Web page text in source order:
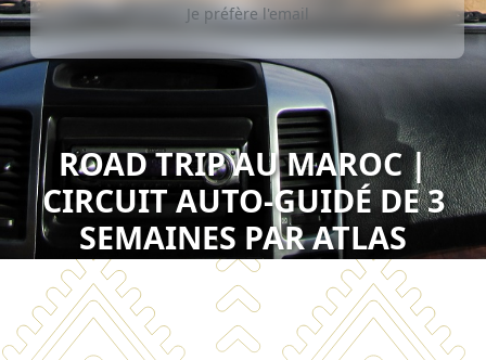
Je préfère l'email
ROAD TRIP AU MAROC |
CIRCUIT AUTO-GUIDÉ DE 3
SEMAINES PAR ATLAS
OUTDOOR